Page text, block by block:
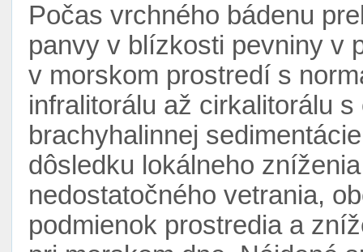
Počas vrchného bádenu
panvy v blízkosti pevniny v
v morskom prostredí s
infralitorálu až cirkalitorálu
brachyhalinnej
dôsledku lokálneho
nedostatočného vetrania,
podmienok prostredia a